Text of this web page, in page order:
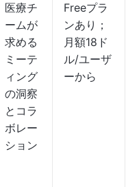
医療チ
ームが
求める
ミーテ
ィング
の洞察
とコラ
ボレー
ション
Freeプラ
ンあり；
月額18ド
ル/ユーザ
ーから